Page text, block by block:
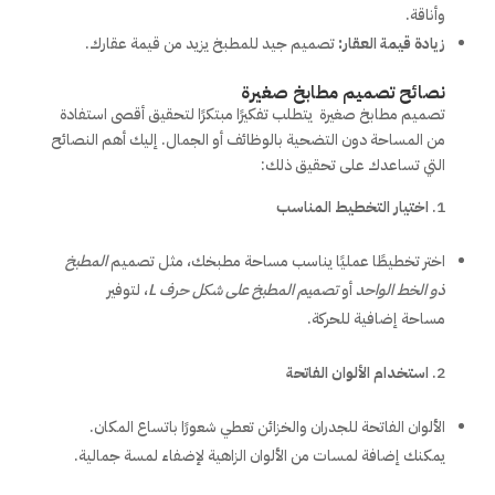
وأناقة.
زيادة قيمة العقار:تصميم جيد للمطبخ يزيد من قيمة عقارك.
نصائح تصميم مطابخ صغيرة
تصميم مطابخ صغيرة يتطلب تفكيرًا مبتكرًا لتحقيق أقصى استفادة
من المساحة دون التضحية بالوظائف أو الجمال. إليك أهم النصائح
التي تساعدك على تحقيق ذلك:
اختيار التخطيط المناسب
اختر تخطيطًا عمليًا يناسب مساحة مطبخك، مثل تصميمالمطبخ
ذو الخط الواحدأوتصميم المطبخ على شكل حرف ، لتوفير
مساحة إضافية للحركة.
استخدام الألوان الفاتحة
الألوان الفاتحة للجدران والخزائن تعطي شعورًا باتساع المكان.
يمكنك إضافة لمسات من الألوان الزاهية لإضفاء لمسة جمالية.